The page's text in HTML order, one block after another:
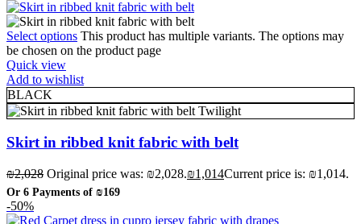
Select options This product has multiple variants. The options may
be chosen on the product page
Quick view
Add to wishlist
BLACK
Twilight
Skirt in ribbed knit fabric with belt
₪2,028 Original price was: ₪2,028.₪1,014Current price is: ₪1,014.
Or 6 Payments of ₪169
-50%